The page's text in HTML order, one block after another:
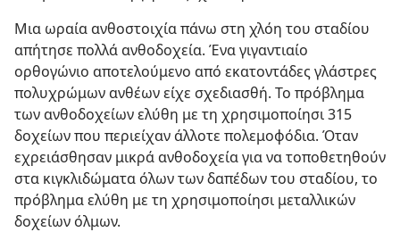
Μια ωραία ανθοστοιχία πάνω στη χλόη του σταδίου
απήτησε πολλά ανθοδοχεία. Ένα γιγαντιαίο
ορθογώνιο αποτελούμενο από εκατοντάδες γλάστρες
πολυχρώμων ανθέων είχε σχεδιασθή. Το πρόβλημα
των ανθοδοχείων ελύθη με τη χρησιμοποίησι 315
δοχείων που περιείχαν άλλοτε πολεμοφόδια. Όταν
εχρειάσθησαν μικρά ανθοδοχεία για να τοποθετηθούν
στα κιγκλιδώματα όλων των δαπέδων του σταδίου, το
πρόβλημα ελύθη με τη χρησιμοποίησι μεταλλικών
δοχείων όλμων.